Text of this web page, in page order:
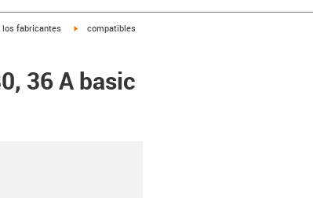
los fabricantes igus-icon-arrow-right
compatibles
36 A basic